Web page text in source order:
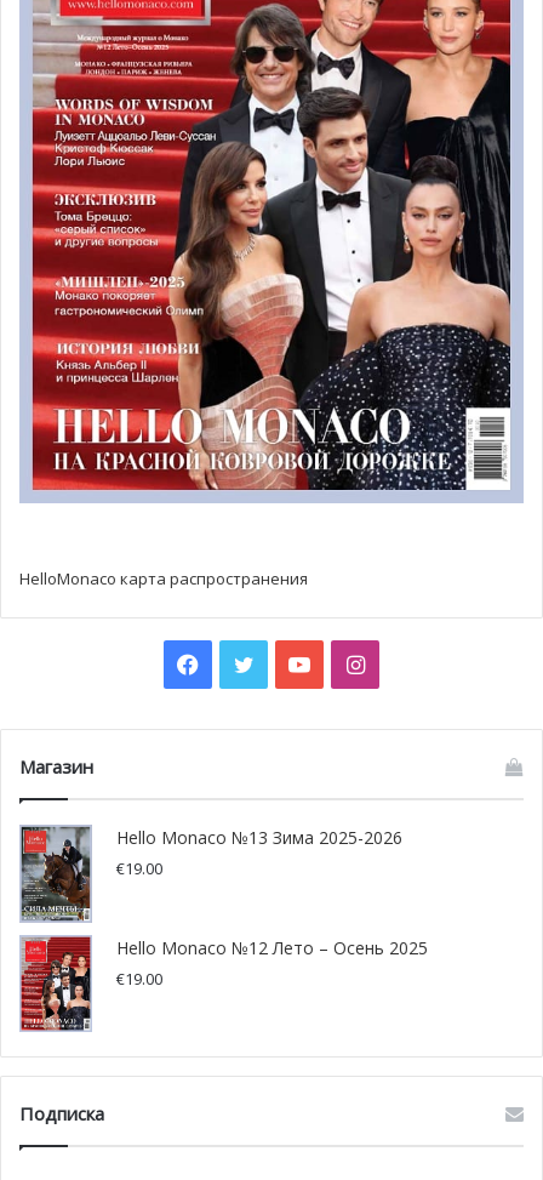
трикотажного бизнеса. В их браке родилось трое детей.
Один из них впоследствии трагически погиб в
автомобильной катастрофе со своим ребенком. Никто
не застрахован от трагедии, и Лили Сафре случилось
перенести мучительную потерю сына и внука.
Лили и Марио Коэн развелись в начале 1960-х годов.
Второй любовью и мужем Лили в 1965 году стал
Альфредо Монтеверде. Этот румынско-еврейский
иммигрант, покинувший Европу в 1939 году, владел
процветающим бизнесом бытовой техники в Бразилии
и основал бренд PontoFrio. Альфредо с Лили усыновили
в своём браке ребенка. В 1969 году Монтеверде
покончил жизнь самоубийством, и всё его имущество
перешло к супруге.
Банкир её покойного мужа, Эдмонд Сафра, приложил все
HelloMonaco карта распространения
Facebook
TwitterYouTubeInstagram
Магазин
Hello Monaco №13 Зима 2025-2026
€19.00
Hello Monaco №12 Лето – Осень 2025
€19.00
Подписка